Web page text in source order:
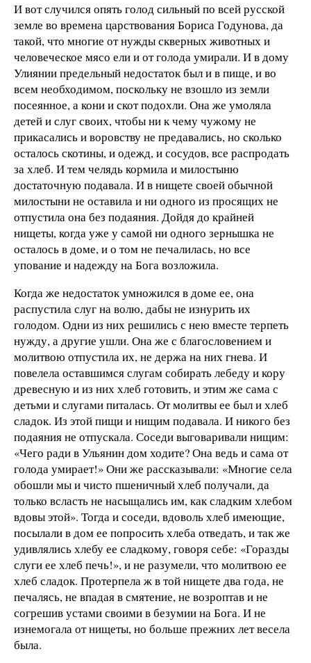
И вот случился опять голод сильный по всей русской
земле во времена царствования Бориса Годунова, да
такой, что многие от нужды скверных животных и
человеческое мясо ели и от голода умирали. И в дому
Улиянии предельный недостаток был и в пище, и во
всем необходимом, поскольку не взошло из земли
посеянное, а кони и скот подохли. Она же умоляла
детей и слуг своих, чтобы ни к чему чужому не
прикасались и воровству не предавались, но сколько
осталось скотины, и одежд, и сосудов, все распродать
за хлеб. И тем челядь кормила и милостыню
достаточную подавала. И в нищете своей обычной
милостыни не оставила и ни одного из просящих не
отпустила она без подаяния. Дойдя до крайней
нищеты, когда уже у самой ни одного зернышка не
осталось в доме, и о том не печалилась, но все
упование и надежду на Бога возложила.
Когда же недостаток умножился в доме ее, она
распустила слуг на волю, дабы не изнурить их
голодом. Одни из них решились с нею вместе терпеть
нужду, а другие ушли. Она же с благословением и
молитвою отпустила их, не держа на них гнева. И
повелела оставшимся слугам собирать лебеду и кору
древесную и из них хлеб готовить, и этим же сама с
детьми и слугами питалась. От молитвы ее был и хлеб
сладок. Из этой пищи и нищим подавала. И никого без
подаяния не отпускала. Соседи выговаривали нищим:
«Чего ради в Ульянин дом ходите? Она ведь и сама от
голода умирает!» Они же рассказывали: «Многие села
обошли мы и чисто пшеничный хлеб получали, да
только всласть не насыщались им, как сладким хлебом
вдовы этой». Тогда и соседи, вдоволь хлеб имеющие,
посылали в дом ее попросить хлеба отведать, и так же
удивлялись хлебу ее сладкому, говоря себе: «Горазды
слуги ее хлеб печь!», и не разумели, что молитвою ее
хлеб сладок. Протерпела ж в той нищете два года, не
печалясь, не впадая в смятение, не возроптав и не
согрешив устами своими в безумии на Бога. И не
изнемогала от нищеты, но больше прежних лет весела
была.